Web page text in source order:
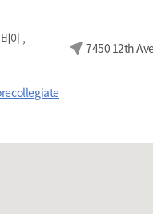
아 ,
7450 12th